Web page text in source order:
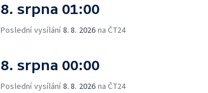
8. srpna 01:00
Poslední vysílání8. 8. 2026 na ČT24
8. srpna 00:00
Poslední vysílání8. 8. 2026 na ČT24